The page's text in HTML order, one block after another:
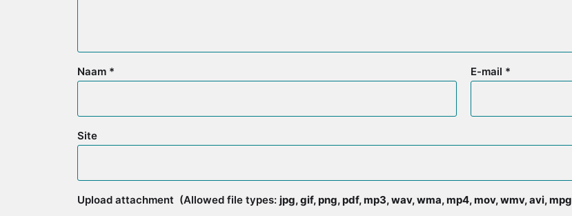
Naam * E-mail *
Site
Upload attachment (Allowed file types: jpg, gif, png, pdf, mp3, wav, wma, mp4, mov, wmv, avi, mpg